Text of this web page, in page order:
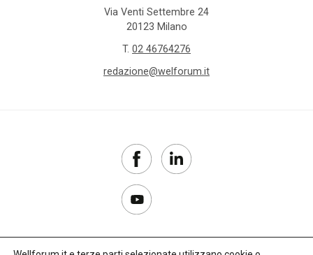
Via Venti Settembre 24
20123 Milano
T. 02 46764276
redazione@welforum.it